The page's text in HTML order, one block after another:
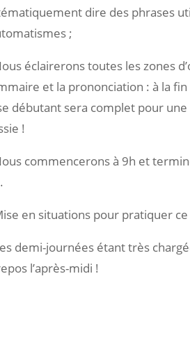
dire des phrases
;
éclairerons toutes les zones
et la prononciation : à la fin
débutant sera complet pour une
!
commencerons à 9h et
en situations pour pratiquer
demi-journées étant très
l’après-midi !